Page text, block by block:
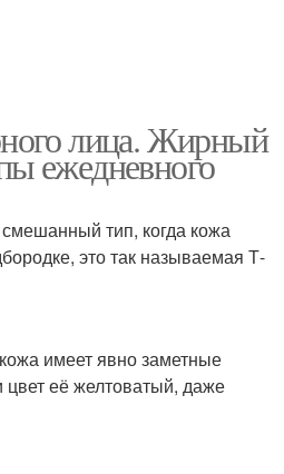
лица. Жирный
ежедневного
тип, когда кожа
это так называемая Т-
имеет явно заметные
её желтоватый, даже